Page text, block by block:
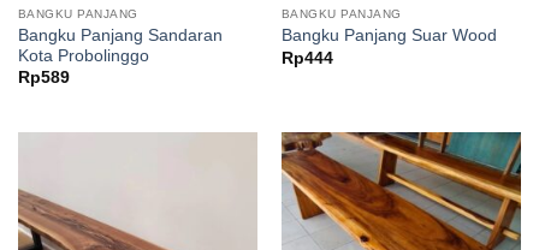
BANGKU PANJANG
Bangku Panjang Sandaran
Kota Probolinggo
Rp589
BANGKU PANJANG
Bangku Panjang Suar Wood
Rp444